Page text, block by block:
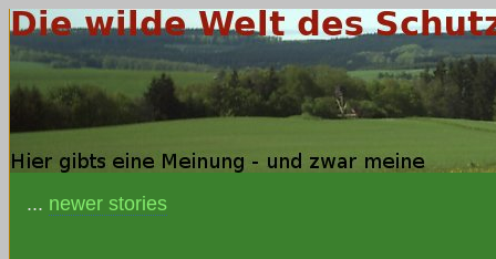
... newer stories